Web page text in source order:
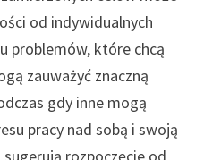
od indywidualnych
problemów, które chcą
zauważyć znaczną
gdy inne mogą
pracy nad sobą i swoją
rozpoczęcie od